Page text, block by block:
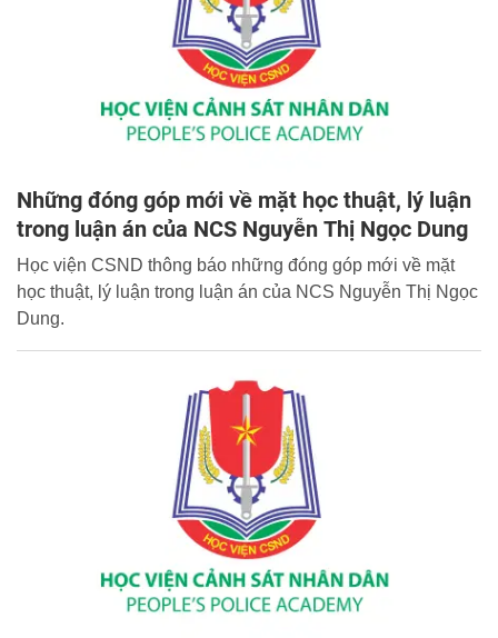
Những đóng góp mới về mặt học thuật, lý luận
trong luận án của NCS Nguyễn Thị Ngọc Dung
Học viện CSND thông báo những đóng góp mới về mặt
học thuật, lý luận trong luận án của NCS Nguyễn Thị Ngọc
Dung.